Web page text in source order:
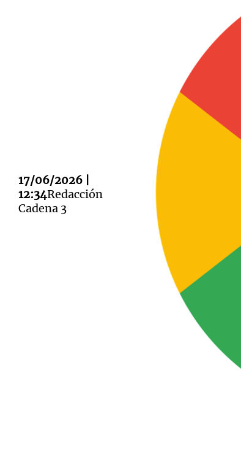
17/06/2026 |
12:34Redacción
Cadena 3
Notas
Editorial
Notas
Mundial 2026